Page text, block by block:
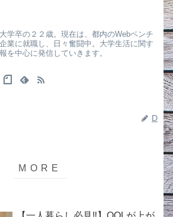
学卒の２２歳。現在は、都内のWebベンチ
業に就職し、日々奮闘中。大学生活に関す
を中心に発信していきます。
D